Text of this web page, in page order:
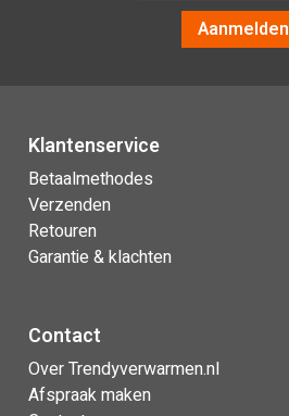
Aanmelden
Klantenservice
Betaalmethodes
Verzenden
Retouren
Garantie & klachten
Contact
Over Trendyverwarmen.nl
Afspraak maken